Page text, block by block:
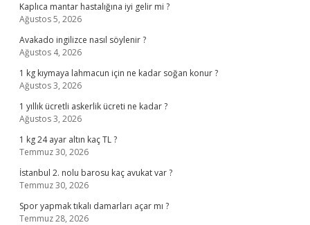
Kaplıca mantar hastalığına iyi gelir mi ?
Ağustos 5, 2026
Avakado ingilizce nasıl söylenir ?
Ağustos 4, 2026
1 kg kıymaya lahmacun için ne kadar soğan konur ?
Ağustos 3, 2026
1 yıllık ücretli askerlik ücreti ne kadar ?
Ağustos 3, 2026
1 kg 24 ayar altın kaç TL ?
Temmuz 30, 2026
İstanbul 2. nolu barosu kaç avukat var ?
Temmuz 30, 2026
Spor yapmak tıkalı damarları açar mı ?
Temmuz 28, 2026